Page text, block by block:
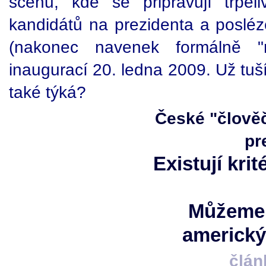
kandidátů na prezidenta a
(nakonec navenek formálně
inaugurací 20. ledna 2009. Už
také týká?
České
Existují